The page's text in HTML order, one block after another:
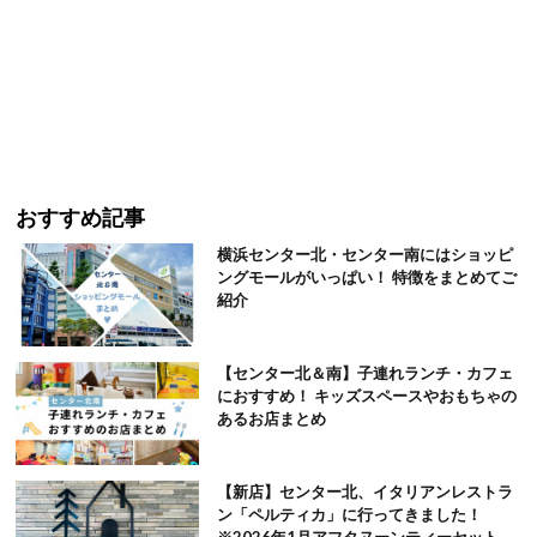
おすすめ記事
横浜センター北・センター南にはショッピ
ングモールがいっぱい！ 特徴をまとめてご
紹介
【センター北＆南】子連れランチ・カフェ
におすすめ！ キッズスペースやおもちゃの
あるお店まとめ
【新店】センター北、イタリアンレストラ
ン「ペルティカ」に行ってきました！